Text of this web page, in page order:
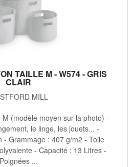
TAILLE M - W574 - GRIS
CLAIR
MILL
(modèle moyen sur la photo) -
le linge, les jouets... -
- Grammage : 407 g/m2 - Toile
- Capacité : 13 Litres -
Poignées ...